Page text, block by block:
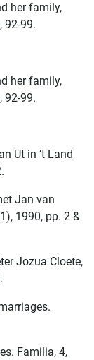
her family,
92-99.
her family,
92-99.
Ut in ‘t Land
Jan van
1990, pp. 2 &
Jozua Cloete,
Familia, 4,